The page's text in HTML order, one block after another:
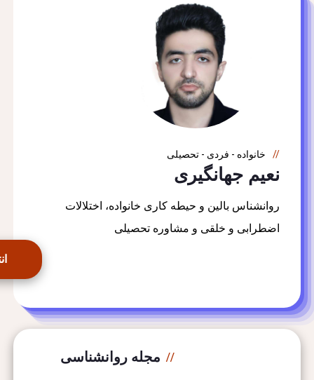
خانواده - فردی - تحصیلی
نعیم جهانگیری
روانشناس بالین و حیطه کاری خانواده، اختلالات
اضطرابی و خلقی و مشاوره تحصیلی
مجله روانشناسی